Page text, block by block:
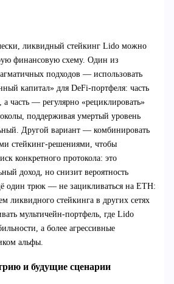
ликвидный стейкинг Lido можно
финансовую схему. Один из
подходов — использовать
капитал» для DeFi‑портфеля: часть
а часть — регулярно «рециклировать»
поддерживая умертый уровень
Другой вариант — комбинировать
стейкинг‑решениями, чтобы
конкретного протокола: это
доход, но снизит вероятность
один трюк — не зацикливаться на ETH:
ликвидного стейкинга в других сетях
мультичейн‑портфель, где Lido
а более агрессивные
альфы.
и будущие сценарии